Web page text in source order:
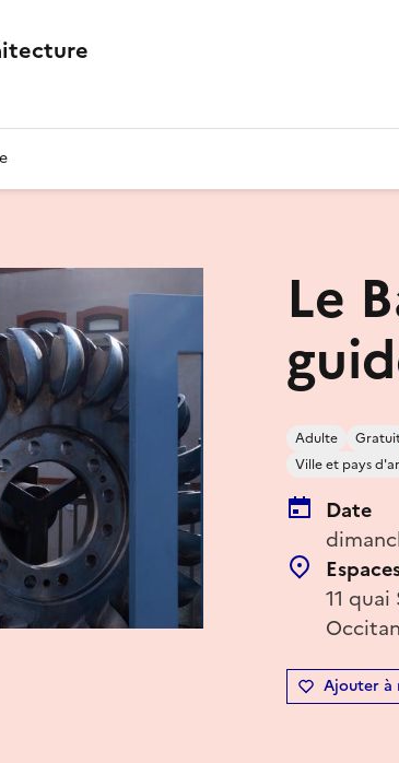
Le
Adulte
Ville et pays
Date
11
Ajouter à